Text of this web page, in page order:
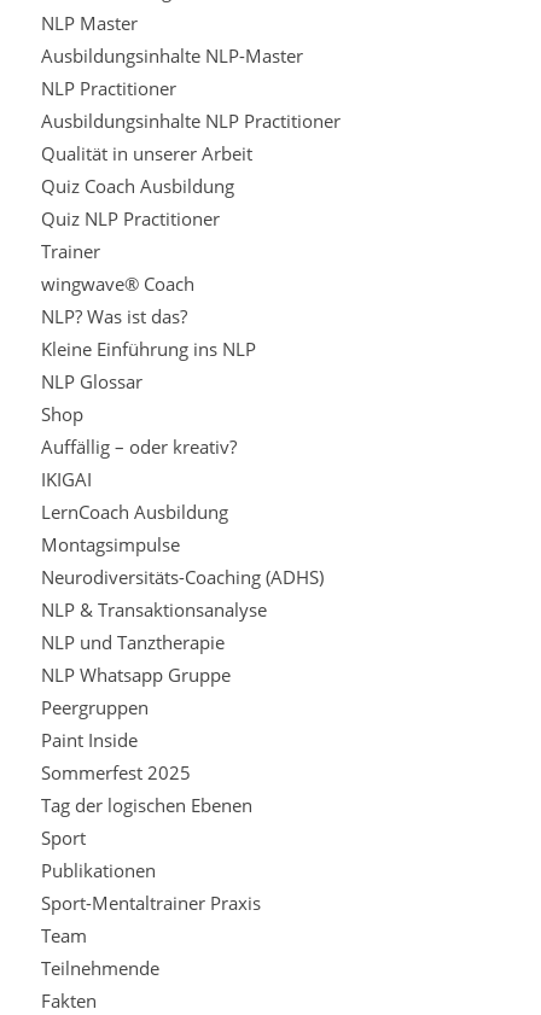
NLP Master
Ausbildungsinhalte NLP-Master
NLP Practitioner
Ausbildungsinhalte NLP Practitioner
Qualität in unserer Arbeit
Quiz Coach Ausbildung
Quiz NLP Practitioner
Trainer
wingwave® Coach
NLP? Was ist das?
Kleine Einführung ins NLP
NLP Glossar
Shop
Auffällig – oder kreativ?
IKIGAI
LernCoach Ausbildung
Montagsimpulse
Neurodiversitäts-Coaching (ADHS)
NLP & Transaktionsanalyse
NLP und Tanztherapie
NLP Whatsapp Gruppe
Peergruppen
Paint Inside
Sommerfest 2025
Tag der logischen Ebenen
Sport
Publikationen
Sport-Mentaltrainer Praxis
Team
Teilnehmende
Fakten